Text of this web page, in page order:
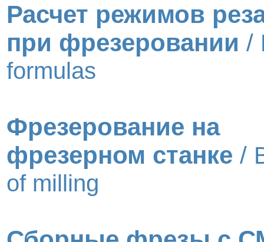
Расчет режимов
при фрезеровании /
formulas
Фрезерование на
фрезерном станке /
of milling